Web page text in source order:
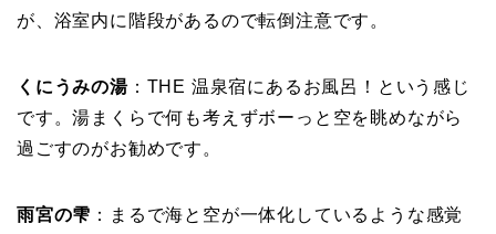
が、浴室内に階段があるので転倒注意です。
くにうみの湯：THE 温泉宿にあるお風呂！という感じ
です。湯まくらで何も考えずボーっと空を眺めながら
過ごすのがお勧めです。
雨宮の雫 ：まるで海と空が一体化しているような感覚